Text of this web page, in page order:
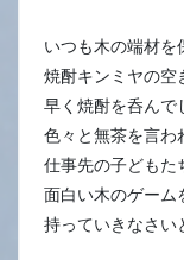
いつも木の端材
焼酎キンミヤの空
早く焼酎を呑んで
色々と無茶を言わ
仕事先の子どもた
面白い木のゲーム
持っていきなさい